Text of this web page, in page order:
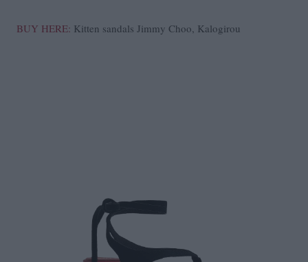
BUY HERE: Kitten sandals Jimmy Choo, Kalogirou